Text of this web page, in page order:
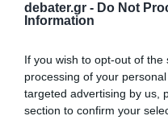
debater.gr - Do Not
Information
If you wish to opt-out of
processing of your
targeted advertising by us,
section to confirm your
Μητσοτάκης: “Η
προτεραιότητα για
εξωστρεφή και
οικονομία”